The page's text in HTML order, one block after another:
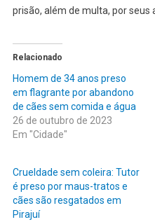
prisão, além de multa, por seus
Relacionado
Homem de 34 anos preso
em flagrante por abandono
de cães sem comida e água
26 de outubro de 2023
Em "Cidade"
Crueldade sem coleira: Tutor
é preso por maus-tratos e
cães são resgatados em
Pirajuí